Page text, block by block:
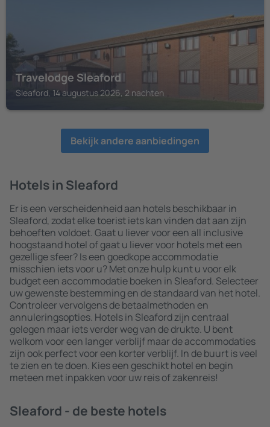
Travelodge Sleaford
Sleaford, 14 augustus 2026, 2 nachten
Bekijk andere aanbiedingen
Hotels in Sleaford
Er is een verscheidenheid aan hotels beschikbaar in
Sleaford, zodat elke toerist iets kan vinden dat aan zijn
behoeften voldoet. Gaat u liever voor een all inclusive
hoogstaand hotel of gaat u liever voor hotels met een
gezellige sfeer? Is een goedkope accommodatie
misschien iets voor u? Met onze hulp kunt u voor elk
budget een accommodatie boeken in Sleaford. Selecteer
uw gewenste bestemming en de standaard van het hotel.
Controleer vervolgens de betaalmethoden en
annuleringsopties. Hotels in Sleaford zijn centraal
gelegen maar iets verder weg van de drukte. U bent
welkom voor een langer verblijf maar de accommodaties
zijn ook perfect voor een korter verblijf. In de buurt is veel
te zien en te doen. Kies een geschikt hotel en begin
meteen met inpakken voor uw reis of zakenreis!
Sleaford - de beste hotels